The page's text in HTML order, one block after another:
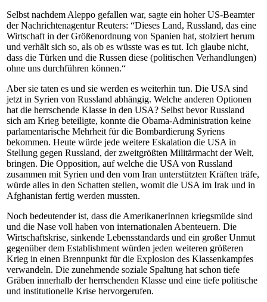
Selbst nachdem Aleppo gefallen war, sagte ein hoher US-Beamter
der Nachrichtenagentur Reuters: “Dieses Land, Russland, das eine
Wirtschaft in der Größenordnung von Spanien hat, stolziert herum
und verhält sich so, als ob es wüsste was es tut. Ich glaube nicht,
dass die Türken und die Russen diese (politischen Verhandlungen)
ohne uns durchführen können.“
Aber sie taten es und sie werden es weiterhin tun. Die USA sind
jetzt in Syrien von Russland abhängig. Welche anderen Optionen
hat die herrschende Klasse in den USA? Selbst bevor Russland
sich am Krieg beteiligte, konnte die Obama-Administration keine
parlamentarische Mehrheit für die Bombardierung Syriens
bekommen. Heute würde jede weitere Eskalation die USA in
Stellung gegen Russland, der zweitgrößten Militärmacht der Welt,
bringen. Die Opposition, auf welche die USA von Russland
zusammen mit Syrien und den vom Iran unterstützten Kräften träfe,
würde alles in den Schatten stellen, womit die USA im Irak und in
Afghanistan fertig werden mussten.
Noch bedeutender ist, dass die AmerikanerInnen kriegsmüde sind
und die Nase voll haben von internationalen Abenteuern. Die
Wirtschaftskrise, sinkende Lebensstandards und ein großer Unmut
gegenüber dem Establishment würden jeden weiteren größeren
Krieg in einen Brennpunkt für die Explosion des Klassenkampfes
verwandeln. Die zunehmende soziale Spaltung hat schon tiefe
Gräben innerhalb der herrschenden Klasse und eine tiefe politische
und institutionelle Krise hervorgerufen.